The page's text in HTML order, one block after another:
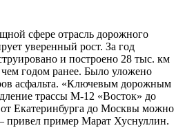
сфере отрасль дорожного
уверенный рост. За год
и построено 28 тыс. км
годом ранее. Было уложено
асфальта. «Ключевым дорожным
трассы М-12 «Восток» до
Екатеринбурга до Москвы можно
привел пример Марат Хуснуллин.